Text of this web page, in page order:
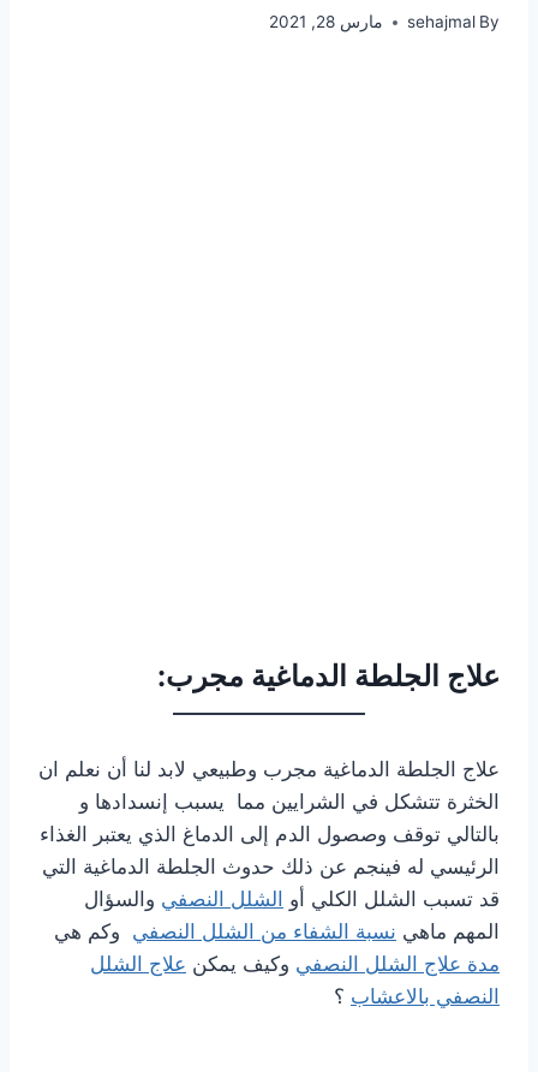
By
sehajmal مارس 28, 2021
علاج الجلطة الدماغية مجرب:
علاج الجلطة الدماغية مجرب وطبيعي لابد لنا أن نعلم ان
الخثرة تتشكل في الشرايين مما يسبب إنسدادها و
بالتالي توقف وصصول الدم إلى الدماغ الذي يعتبر الغذاء
الرئيسي له فينجم عن ذلك حدوث الجلطة الدماغية التي
قد تسبب الشلل الكلي أو الشلل النصفي والسؤال
المهم ماهي نسبة الشفاء من الشلل النصفي وكم هي
مدة علاج الشلل النصفي وكيف يمكن علاج الشلل
النصفي بالاعشاب ؟